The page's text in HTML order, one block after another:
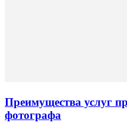
Преимущества услуг
фотографа